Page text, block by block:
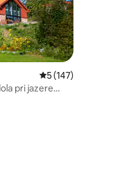
hodnotení: 24
Priemerné
5 (147)
pri jazere